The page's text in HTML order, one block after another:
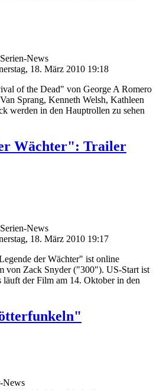
News
18. März 2010 19:18
of the Dead" von George A Romero
Sprang, Kenneth Welsh, Kathleen
werden in den Hauptrollen zu sehen
Wächter": Trailer
News
18. März 2010 19:17
der Wächter" ist online
von Zack Snyder ("300"). US-Start ist
läuft der Film am 14. Oktober in den
News